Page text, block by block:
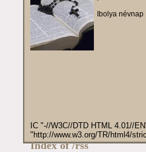
Ibolya névnap
IC "-//W3C//DTD HTML 4.01//
"http://www.w3.org/TR/html4/
Index of /rss